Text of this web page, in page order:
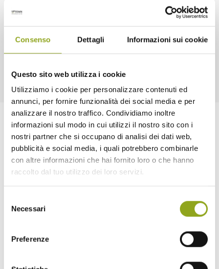
Consenso Dettagli Informazioni sui cookie
Questo sito web utilizza i cookie
Utilizziamo i cookie per personalizzare contenuti ed
annunci, per fornire funzionalità dei social media e per
analizzare il nostro traffico. Condividiamo inoltre
informazioni sul modo in cui utilizzi il nostro sito con i
nostri partner che si occupano di analisi dei dati web,
pubblicità e social media, i quali potrebbero combinarle
con altre informazioni che hai fornito loro o che hanno
raccolto dal tuo utilizzo dei loro servizi.
delNecessari
Preferenze
Sabato 13 febbraio 2021, ore 16
Live streamingsullapagina Facebook di UpTown,Youtubee
Linkedin EuroMilano Spa.
Home